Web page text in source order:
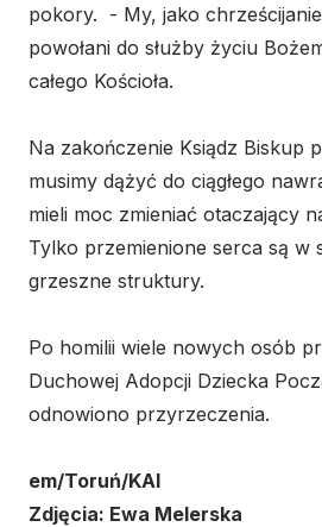
pokory. - My, jako
powołani do służby życiu
całego Kościoła.
Na zakończenie Ksiądz Biskup
musimy dążyć do ciągłego
mieli moc zmieniać otaczający
Tylko przemienione serca są w
grzeszne struktury.
Po homilii wiele nowych osób
Duchowej Adopcji Dziecka
odnowiono przyrzeczenia.
em/Toruń/KAI
Zdjęcia: Ewa Melerska